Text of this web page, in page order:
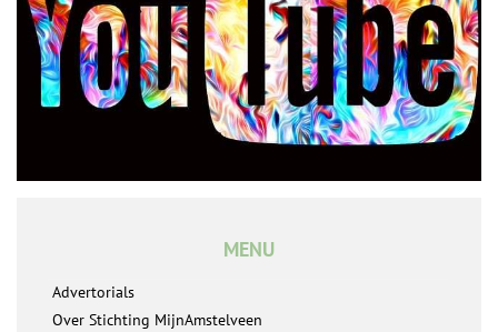
MENU
Advertorials
Over Stichting MijnAmstelveen